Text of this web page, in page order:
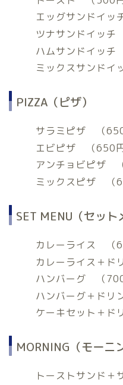
エッグサンドイッ
ツナサンドイッチ
ハムサンドイッチ
ミックスサンドイ
PIZZA（ピザ）
サラミピザ （650
エビピザ （650円
アンチョビピザ
ミックスピザ （
SET MENU（セット
カレーライス （
カレーライス＋ド
ハンバーグ （700
ハンバーグ＋ドリ
ケーキセット＋ド
MORNING（モー
トーストサンド